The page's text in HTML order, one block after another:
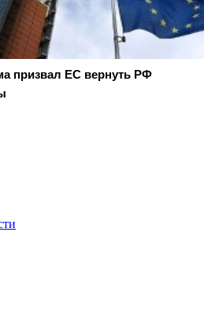
призвал ЕС вернуть РФ